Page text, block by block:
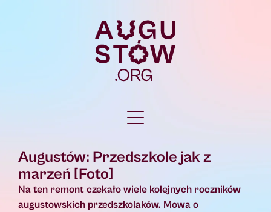
Augustów: Przedszkole jak z
marzeń [Foto]
Na ten remont czekało wiele kolejnych roczników
augustowskich przedszkolaków. Mowa o